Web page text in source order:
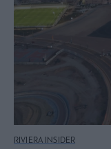
RIVIERA INSIDER